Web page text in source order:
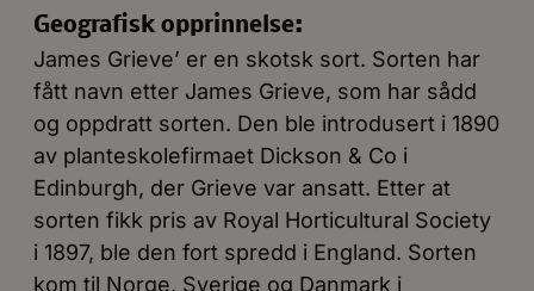
Geografisk opprinnelse:
James Grieve’ er en skotsk sort. Sorten har
fått navn etter James Grieve, som har sådd
og oppdratt sorten. Den ble introdusert i 1890
av planteskolefirmaet Dickson & Co i
Edinburgh, der Grieve var ansatt. Etter at
sorten fikk pris av Royal Horticultural Society
i 1897, ble den fort spredd i England. Sorten
kom til Norge, Sverige og Danmark i